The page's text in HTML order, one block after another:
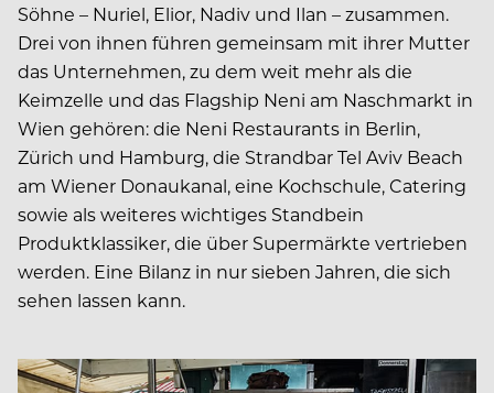
Söhne – Nuriel, Elior, Nadiv und Ilan – zusammen.
Drei von ihnen führen gemeinsam mit ihrer Mutter
das Unternehmen, zu dem weit mehr als die
Keimzelle und das Flagship Neni am Naschmarkt in
Wien gehören: die Neni Restaurants in Berlin,
Zürich und Hamburg, die Strandbar Tel Aviv Beach
am Wiener Donaukanal, eine Kochschule, Catering
sowie als weiteres wichtiges Standbein
Produktklassiker, die über Supermärkte vertrieben
werden. Eine Bilanz in nur sieben Jahren, die sich
sehen lassen kann.